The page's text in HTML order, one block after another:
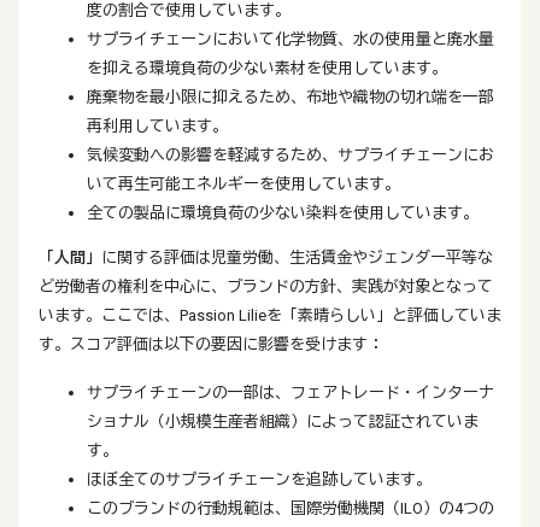
度の割合で使用しています。
サプライチェーンにおいて化学物質、水の使用量と廃水量
を抑える環境負荷の少ない素材を使用しています。
廃棄物を最小限に抑えるため、布地や織物の切れ端を一部
再利用しています。
気候変動への影響を軽減するため、サプライチェーンにお
いて再生可能エネルギーを使用しています。
全ての製品に環境負荷の少ない染料を使用しています。
「人間」
に関する評価は児童労働、生活賃金やジェンダー平等な
ど労働者の権利を中心に、ブランドの方針、実践が対象となって
います。ここでは、Passion Lilieを「素晴らしい」と評価していま
す。スコア評価は以下の要因に影響を受けます：
サプライチェーンの一部は、フェアトレード・インターナ
ショナル（小規模生産者組織）によって認証されていま
す。
ほぼ全てのサプライチェーンを追跡しています。
このブランドの行動規範は、国際労働機関（ILO）の4つの